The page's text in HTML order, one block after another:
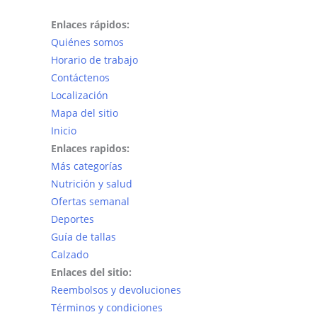
Enlaces rápidos:
Quiénes somos
Horario de trabajo
Contáctenos
Localización
Mapa del sitio
Inicio
Enlaces rapidos:
Más categorías
Nutrición y salud
Ofertas semanal
Deportes
Guía de tallas
Calzado
Enlaces del sitio:
Reembolsos y devoluciones
Términos y condiciones